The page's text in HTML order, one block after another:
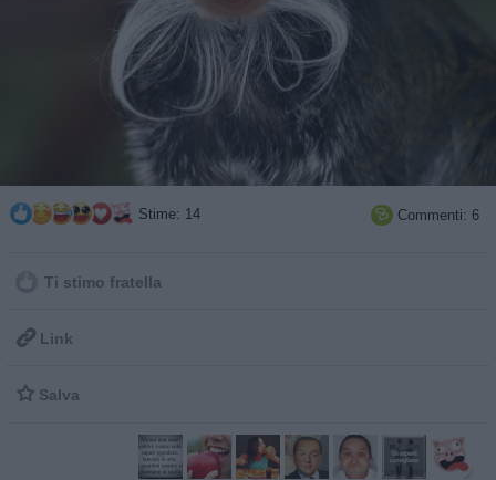
Stime: 14  Commenti: 6
Ti stimo fratella
 Link
 Salva